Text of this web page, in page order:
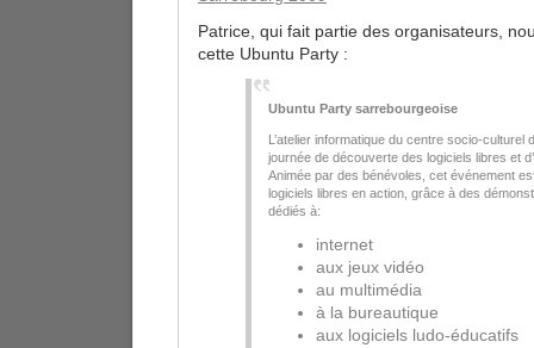
Patrice, qui fait partie des organisateurs,
cette Ubuntu Party :
Ubuntu Party sarrebourgeoise
L’atelier informatique du centre socio-culturel
journée de découverte des logiciels libres et
Animée par des bénévoles, cet événement
logiciels libres en action, grâce à des
dédiés à:
internet
aux jeux vidéo
au multimédia
à la bureautique
aux logiciels ludo-éducatifs